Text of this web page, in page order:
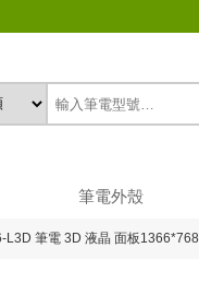
筆電外殼
筆電 3D 液晶 面板1366*768